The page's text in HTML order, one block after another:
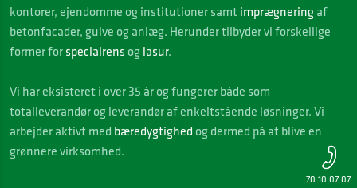
70 10 07 07
kontorer, ejendomme og institutioner samt imprægnering af
betonfacader, gulve og anlæg. Herunder tilbyder vi forskellige
former for specialrens og lasur.
Vi har eksisteret i over 35 år og fungerer både som
totalleverandør og leverandør af enkeltstående løsninger. Vi
arbejder aktivt med bæredygtighed og dermed på at blive en
grønnere virksomhed.